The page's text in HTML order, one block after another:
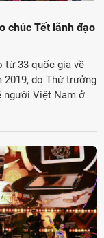
chúc Tết lãnh đạo
từ 33 quốc gia về
2019, do Thứ trưởng
người Việt Nam ở